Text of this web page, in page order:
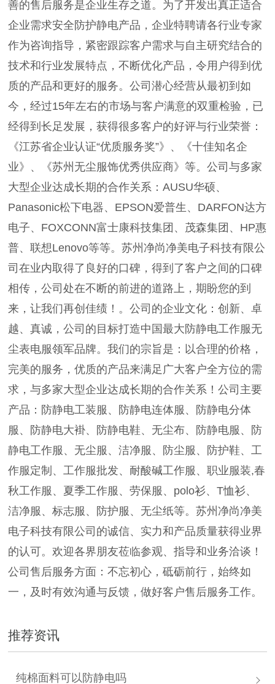
善的售后服务是企业生存之道。为了开发出真正适合
企业需求安全防护静电产品，企业特聘请各行业专家
作为咨询指导，紧密跟踪客户需求与自主研究结合的
技术和行业发展特点，不断优化产品，令用户得到优
质的产品和更好的服务。公司潜心经营从最初到如
今，经过15年左右的市场与客户满意的双重检验，已
经得到长足发展，获得很多客户的好评与行业荣誉：
《江苏省企业认证“优质服务奖”》、《十佳知名企
业》、《苏州无尘服饰优秀供应商》等。公司与多家
大型企业达成长期的合作关系：AUSU华硕、
Panasonic松下电器、EPSON爱普生、DARFON达方
电子、FOXCONN富士康科技集团、茂森集团、HP惠
普、联想Lenovo等等。苏州净尚净美电子科技有限公
司在业内取得了良好的口碑，得到了客户之间的口碑
相传，公司处在不断的前进的道路上，期盼您的到
来，让我们再创佳绩！。公司的企业文化：创新、卓
越、真诚，公司的目标打造中国最大防静电工作服无
尘表电服领军品牌。我们的宗旨是：以合理的价格，
完美的服务，优质的产品来满足广大客户全方位的需
求，与多家大型企业达成长期的合作关系！公司主要
产品：防静电工装服、防静电连体服、防静电分体
服、防静电大褂、防静电鞋、无尘布、防静电服、防
静电工作服、无尘服、洁净服、防尘服、防护鞋、工
作服定制、工作服批发、耐酸碱工作服、职业服装,春
秋工作服、夏季工作服、劳保服、polo衫、T恤衫、
洁净服、标志服、防护服、无尘纸等。苏州净尚净美
电子科技有限公司的诚信、实力和产品质量获得业界
的认可。欢迎各界朋友莅临参观、指导和业务洽谈！
公司售后服务方面：不忘初心，砥砺前行，始终如
一，及时有效沟通与反馈，做好客户售后服务工作。
推荐资讯
纯棉面料可以防静电吗